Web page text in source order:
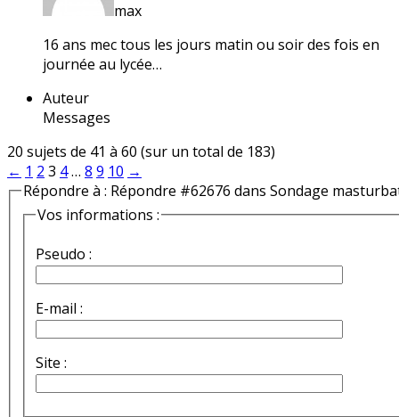
max
16 ans mec tous les jours matin ou soir des fois en
journée au lycée…
Auteur
Messages
20 sujets de 41 à 60 (sur un total de 183)
← 1 2 3 4… 8 9 10 →
Répondre à : Répondre #62676 dans Sondage
Vos informations :
Pseudo :
E-mail :
Site :